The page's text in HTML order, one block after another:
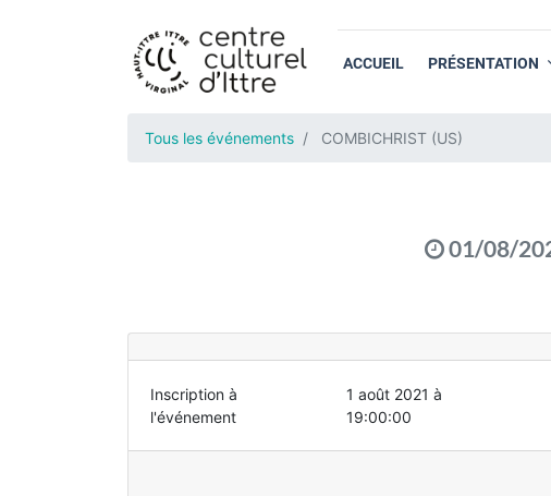
ACCUEIL PRÉSENTATION
Tous les événements COMBICHRIST (US)
01/08/
Inscription à
l'événement
1 août 2021 à
19:00:00